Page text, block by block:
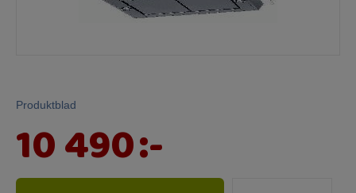
Produktblad
10 490:-